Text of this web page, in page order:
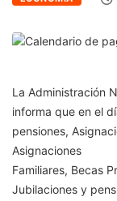
La Administración
informa que en el
pensiones,
Asignaciones
Familiares, Becas
Jubilaciones y